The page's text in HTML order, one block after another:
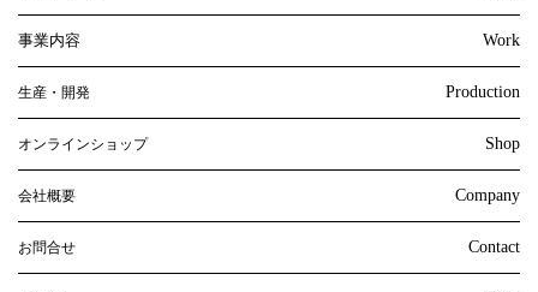
事業内容 Work
生産・開発 Production
オンラインショップ Shop
会社概要 Company
お問合せ Contact